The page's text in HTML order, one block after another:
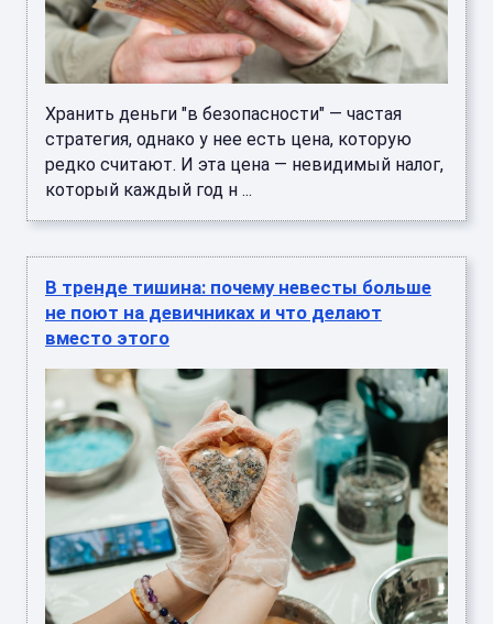
Хранить деньги "в безопасности" — частая
стратегия, однако у нее есть цена, которую
редко считают. И эта цена — невидимый налог,
который каждый год н ...
В тренде тишина: почему невесты больше
не поют на девичниках и что делают
вместо этого